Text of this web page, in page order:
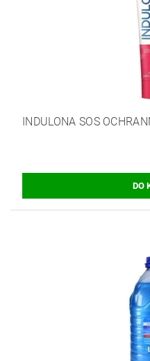
INDULONA SOS